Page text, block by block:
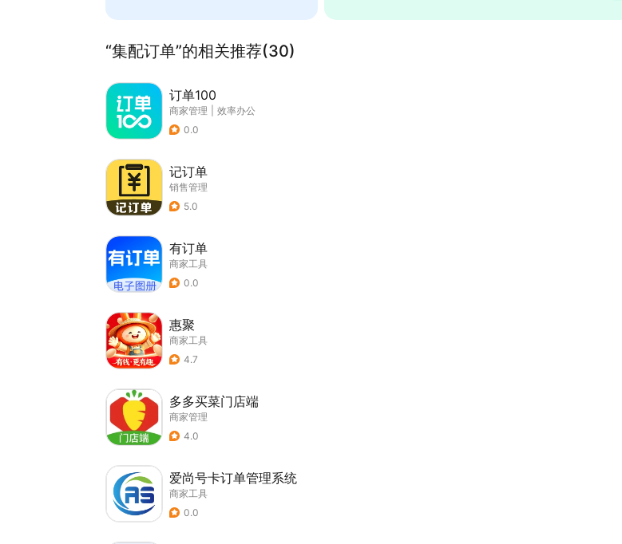
“集配订单”的相关推荐(30)
订单100
商家管理
效率办公
0.0
记订单
销售管理
5.0
有订单
商家工具
0.0
惠聚
商家工具
4.7
多多买菜门店端
商家管理
4.0
爱尚号卡订单管理系统
商家工具
0.0